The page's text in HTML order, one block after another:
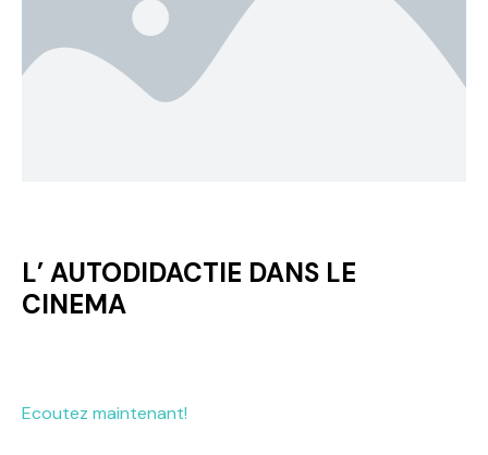
L’ AUTODIDACTIE DANS LE
CINEMA
Ecoutez maintenant!